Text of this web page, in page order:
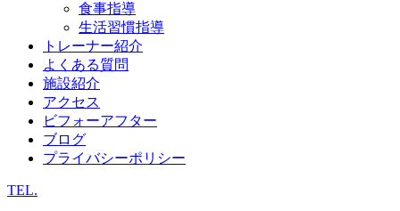
食事指導
生活習慣指導
トレーナー紹介
よくある質問
施設紹介
アクセス
ビフォーアフター
ブログ
プライバシーポリシー
TEL.